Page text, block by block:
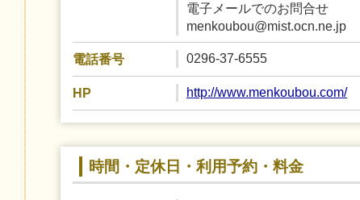
電子メールでのお問合せ
menkoubou@mist.ocn.ne.jp
電話番号 0296-37-6555
HP http://www.menkoubou.com/
時間・定休日・利用予約・料金